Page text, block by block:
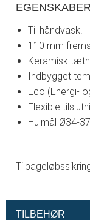
EGENSKABER
Til håndvask.
110 mm
Keramisk
Indbygget
Eco (Energi-
Flexible
Hulmål Ø34-
TILBEHØR